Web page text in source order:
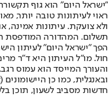
"ישראל היום" הוא גוף
ראוי לעיתונות טובה יותר,
ולא צועקת. עיתונות אמינה,
הפך "ישראל היום" לעיתון
חול. מו"ל העיתון היא ד"ר
והעורך המייסד הוא עמוס
חדשות מסביב לשעון, תוכן